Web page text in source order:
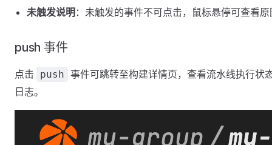
未触发说明 ：未触发的事件不可点击，鼠标悬停可查看原
push 事件
点击 push 事件可跳转至构建详情页，查看流水线执行状
日志。